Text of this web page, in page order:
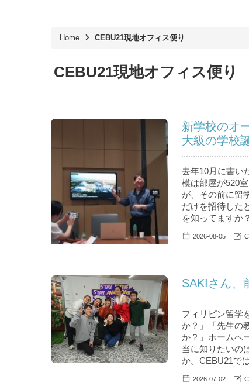
Home CEBU21現地オフィス便り
CEBU21現地オフィス便り
新学校のオ
大級の学校
去年10月に書い
模は部屋が520
が、その前に留
だけを招待した
を知ってますか
2026-08-05
SAKIさん、
フィリピン留学
か？」「先生の
か？」ホームペ
当に知りたいの
か。CEBU21で
2026-07-02